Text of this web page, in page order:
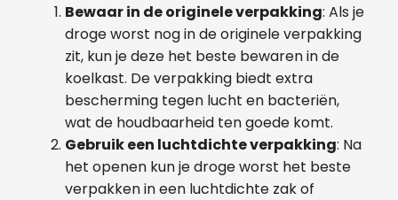
Bewaar in de originele verpakking: Als je
droge worst nog in de originele verpakking
zit, kun je deze het beste bewaren in de
koelkast. De verpakking biedt extra
bescherming tegen lucht en bacteriën,
wat de houdbaarheid ten goede komt.
Gebruik een luchtdichte verpakking: Na
het openen kun je droge worst het beste
verpakken in een luchtdichte zak of